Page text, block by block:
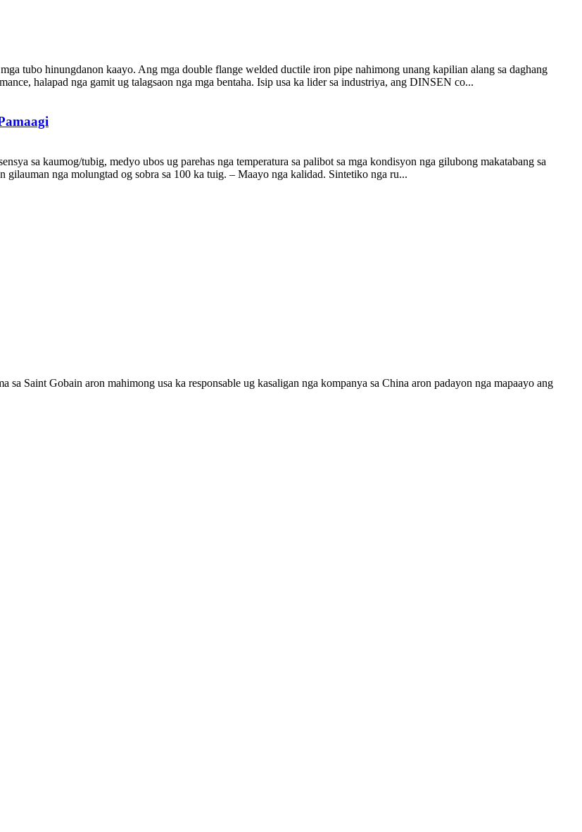
tubo hinungdanon kaayo. Ang mga double flange welded ductile iron pipe nahimong unang kapilian alang sa daghang
halapad nga gamit ug talagsaon nga mga bentaha. Isip usa ka lider sa industriya, ang DINSEN co...
sa kaumog/tubig, medyo ubos ug parehas nga temperatura sa palibot sa mga kondisyon nga gilubong makatabang sa
gilauman nga molungtad og sobra sa 100 ka tuig. – Maayo nga kalidad. Sintetiko nga ru...
sa Saint Gobain aron mahimong usa ka responsable ug kasaligan nga kompanya sa China aron padayon nga mapaayo ang